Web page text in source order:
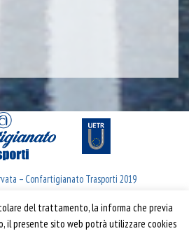
– Confartigianato Trasporti 2019
Trasporti
del trattamento, la informa che previa
il presente sito web potrà utilizzare cookies